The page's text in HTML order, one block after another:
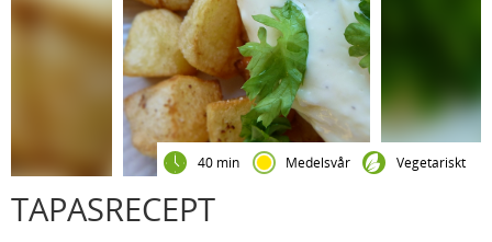
40 min Medelsvår Vegetariskt
TAPASRECEPT